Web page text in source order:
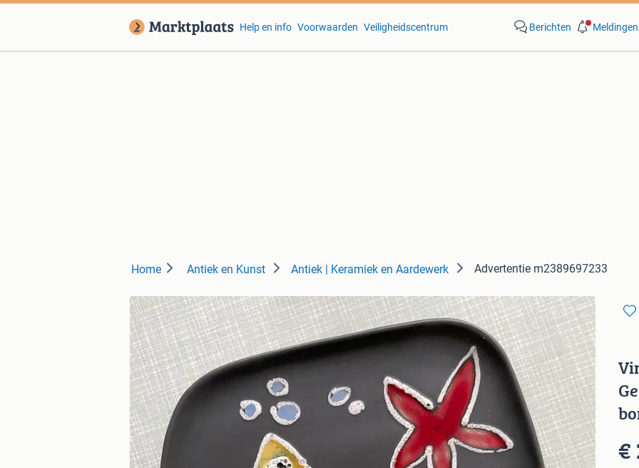
Help en info Voorwaarden Veiligheidscentrum Berichten Meldingen
Home Antiek en Kunst Antiek | Keramiek en Aardewerk Advertentie m2389697233
€